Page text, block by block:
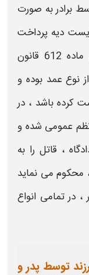
برادربه صورت
دیه پرداخت
نوع عمد بوده و
کرده باشد ، در
نظم عمومی شده و
، قاتل را به
محکوم می نماید
، در تمامی انواع
توسط پدر و